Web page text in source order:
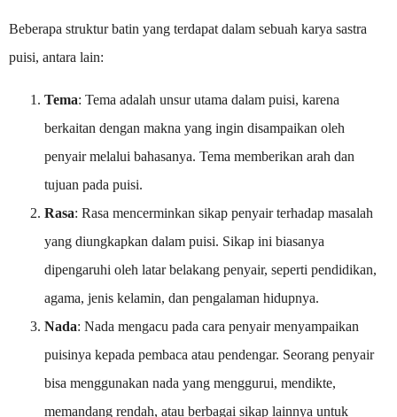
Beberapa struktur batin yang terdapat dalam sebuah karya sastra
puisi, antara lain:
Tema: Tema adalah unsur utama dalam puisi, karena
berkaitan dengan makna yang ingin disampaikan oleh
penyair melalui bahasanya. Tema memberikan arah dan
tujuan pada puisi.
Rasa: Rasa mencerminkan sikap penyair terhadap masalah
yang diungkapkan dalam puisi. Sikap ini biasanya
dipengaruhi oleh latar belakang penyair, seperti pendidikan,
agama, jenis kelamin, dan pengalaman hidupnya.
Nada: Nada mengacu pada cara penyair menyampaikan
puisinya kepada pembaca atau pendengar. Seorang penyair
bisa menggunakan nada yang menggurui, mendikte,
memandang rendah, atau berbagai sikap lainnya untuk